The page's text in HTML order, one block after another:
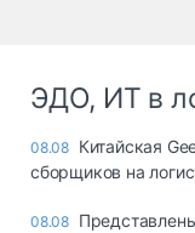
ЭДО, ИТ в
08.08 Китайская
сборщиков на
08.08